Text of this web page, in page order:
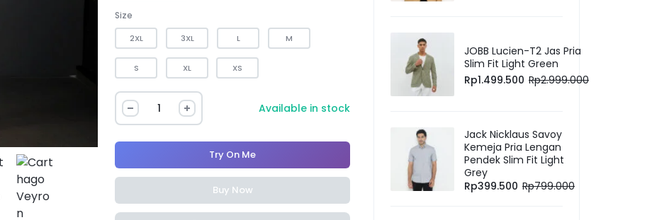
Size
2XL 3XL L M
S XL XS
Available in stock
Try On Me
Buy Now
JOBB Lucien-T2 Jas Pria
Slim Fit Light Green
Rp1.499.500 Rp2.999.000
Jack Nicklaus Savoy
Kemeja Pria Lengan
Pendek Slim Fit Light
Grey
Rp399.500 Rp799.000